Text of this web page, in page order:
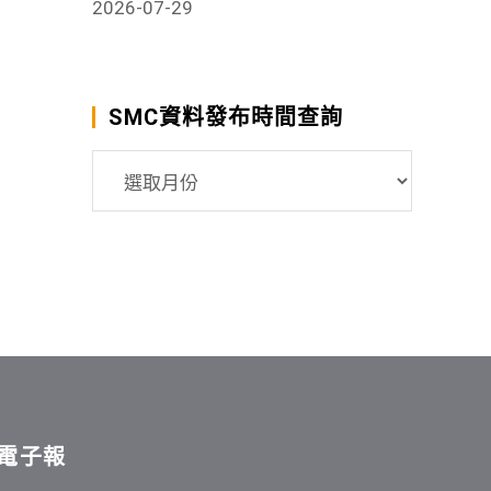
2026-07-29
SMC資料發布時間查詢
子報